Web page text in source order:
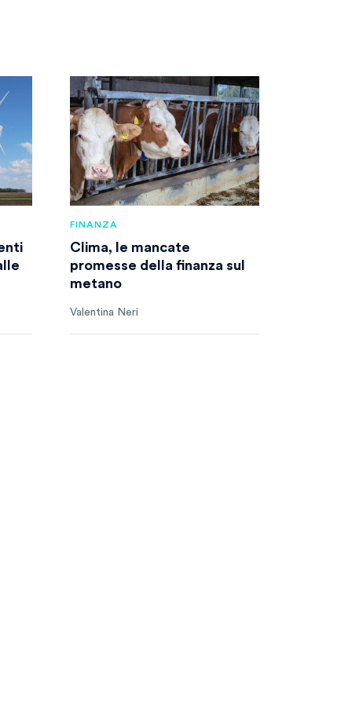
FINANZA
Clima, le mancate
promesse della finanza sul
metano
Valentina Neri